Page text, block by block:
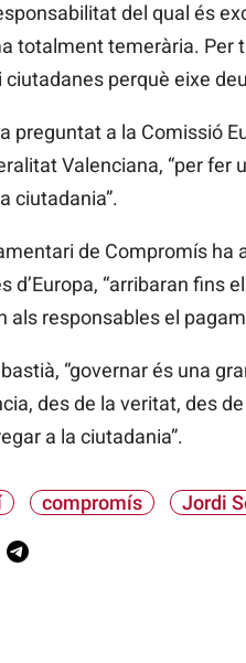
del qual és
totalment temerària. Per
perquè eixe
preguntat a la Comissió
Valenciana, “per
ciutadania”.
de Compromís
d’Europa, “arribaran fins
als responsables el
“governar és una
des de la veritat, des
a la ciutadania”.
compromís Jordi